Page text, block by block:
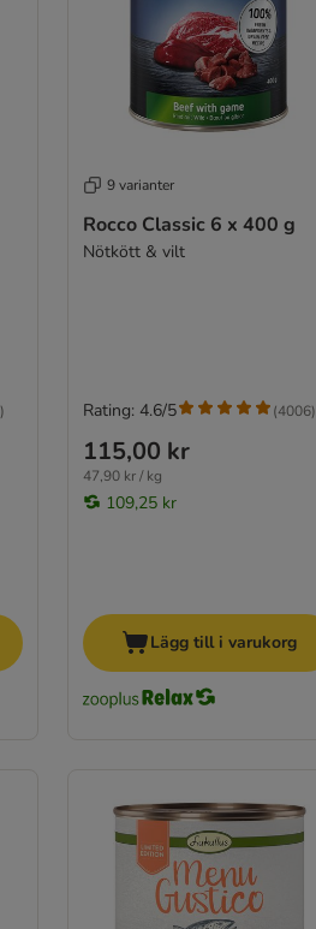
)
9 varianter
Rocco Classic 6 x 400 g
Nötkött & vilt
115,00 kr
47,90 kr / kg
109,25 kr
Rating: 4.6/5 (4006)
Lägg till i varukorg